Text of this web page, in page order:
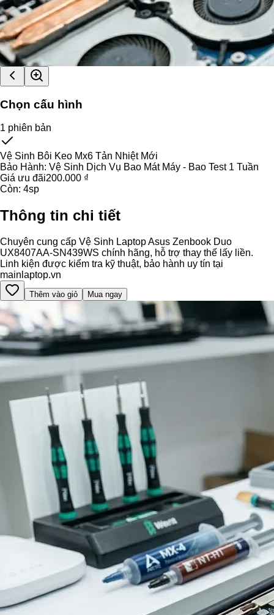
Chọn cấu hình
1 phiên bản
Vệ Sinh Bôi Keo Mx6 Tản Nhiệt Mới
Bảo Hành: Vệ Sinh Dịch Vụ Bao Mát Máy - Bao Test 1 Tuần
Giá ưu đãi200.000 ₫
Còn: 4sp
Thông tin chi tiết
Chuyên cung cấp Vệ Sinh Laptop Asus Zenbook Duo
UX8407AA-SN439WS chính hãng, hỗ trợ thay thế lấy liền.
Linh kiện được kiểm tra kỹ thuật, bảo hành uy tín tại
mainlaptop.vn
Thêm vào giỏ Mua ngay